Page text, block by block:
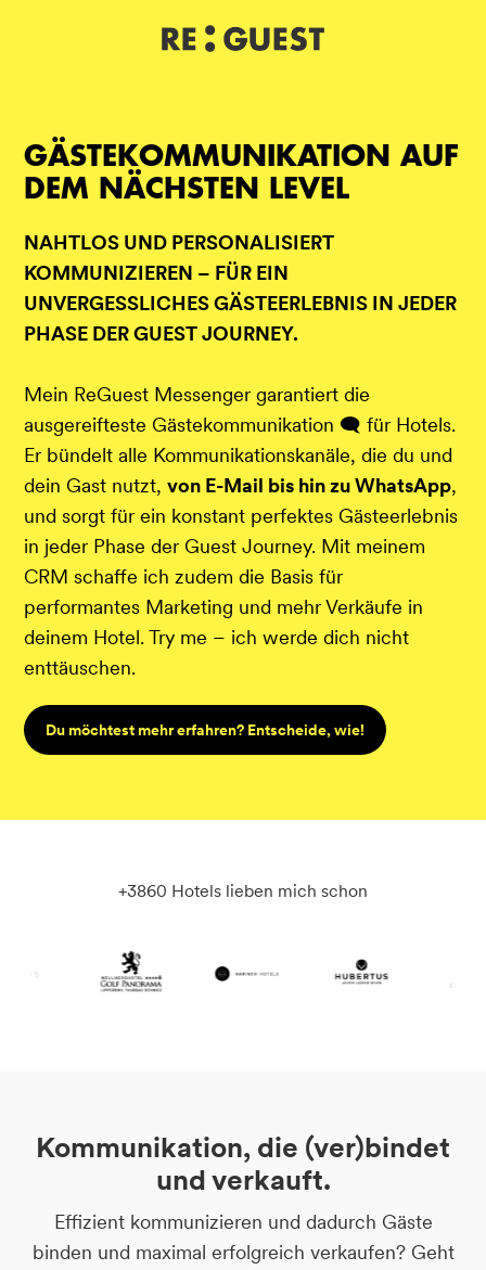
GÄSTEKOMMUNIKATION AUF
DEM NÄCHSTEN LEVEL
NAHTLOS UND PERSONALISIERT
KOMMUNIZIEREN – FÜR EIN
UNVERGESSLICHES GÄSTEERLEBNIS IN JEDER
PHASE DER GUEST JOURNEY.
Mein ReGuest Messenger garantiert die
ausgereifteste Gästekommunikation 🗨️ für Hotels.
Er bündelt alle Kommunikationskanäle, die du und
dein Gast nutzt,von E-Mail bis hin zu WhatsApp,
und sorgt für ein konstant perfektes Gästeerlebnis
in jeder Phase der Guest Journey. Mit meinem
CRM schaffe ich zudem die Basis für
performantes Marketing und mehr Verkäufe in
deinem Hotel. Try me – ich werde dich nicht
enttäuschen.
Du möchtest mehr erfahren? Entscheide, wie!
+3860 Hotels lieben mich schon
Kommunikation, die (ver)bindet
und verkauft.
Effizient kommunizieren und dadurch Gäste
binden und maximal erfolgreich verkaufen? Geht